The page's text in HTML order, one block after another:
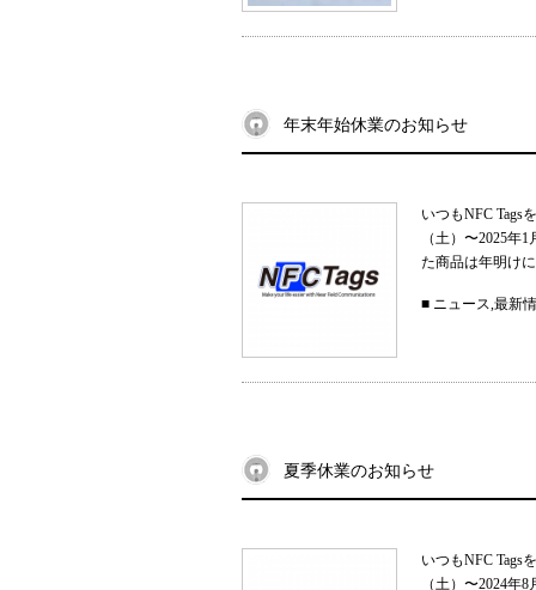
年末年始休業のお知らせ
いつもNFC
（土）〜2025
た商品は年明け
■ ニュース,最新
夏季休業のお知らせ
いつもNFC
（土）〜2024年